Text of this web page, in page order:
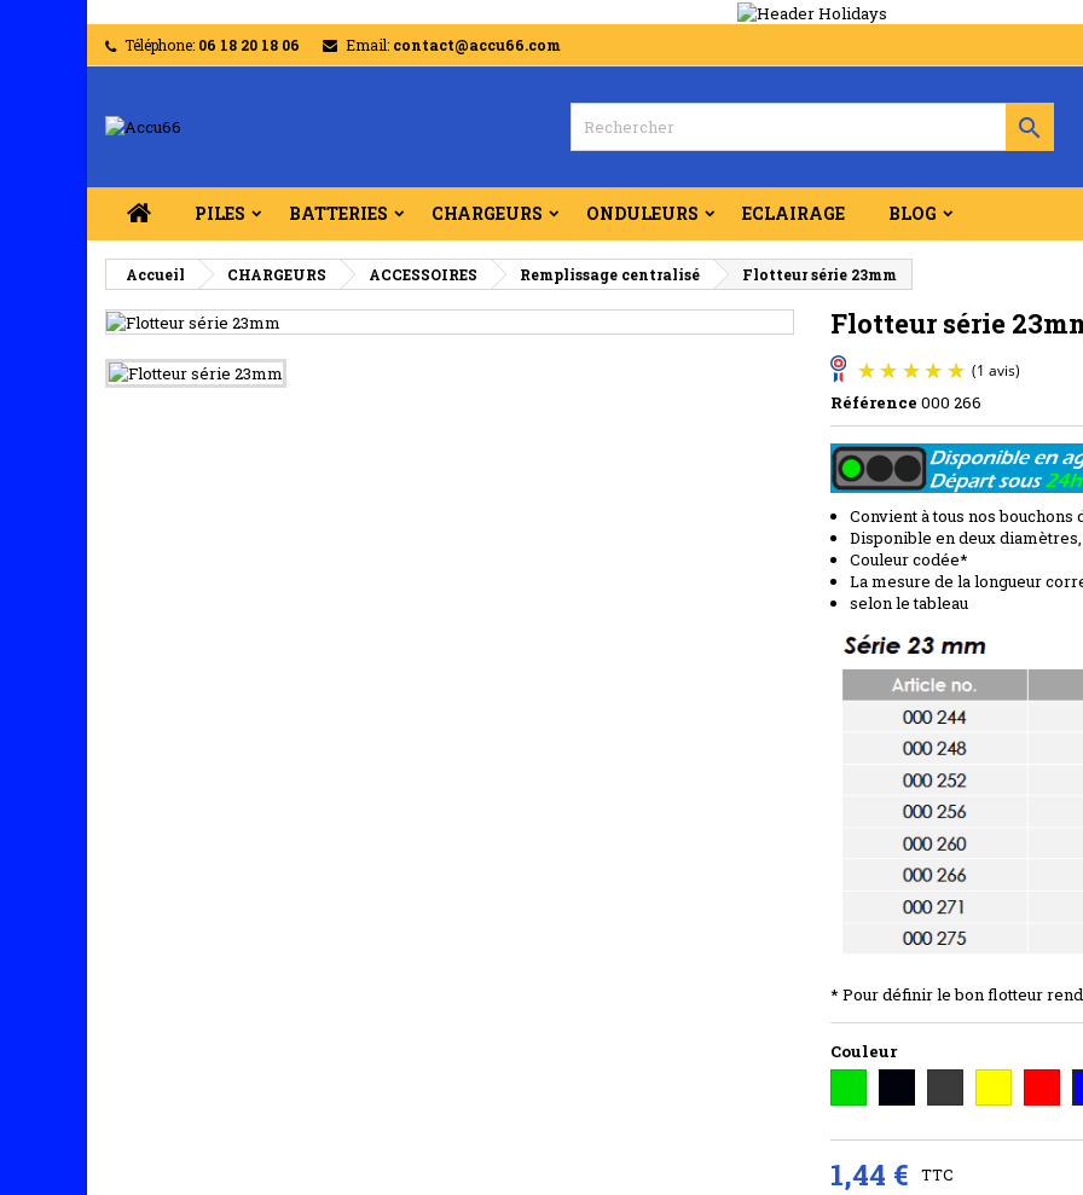
Téléphone: 06 18 20 18 06 Email: contact@accu66.com

PILES BATTERIES CHARGEURS ONDULEURS ECLAIRAGE BLOG
Accueil CHARGEURS ACCESSOIRES Remplissage centralisé Flotteur série 23mm
Flotteur série
Référence 000 266
Convient à tous nos
Disponible en deux diamètres,
Couleur codée*
La mesure de la longueur
selon le tableau
* Pour définir le bon flotteur
Couleur
1,44 € TTC